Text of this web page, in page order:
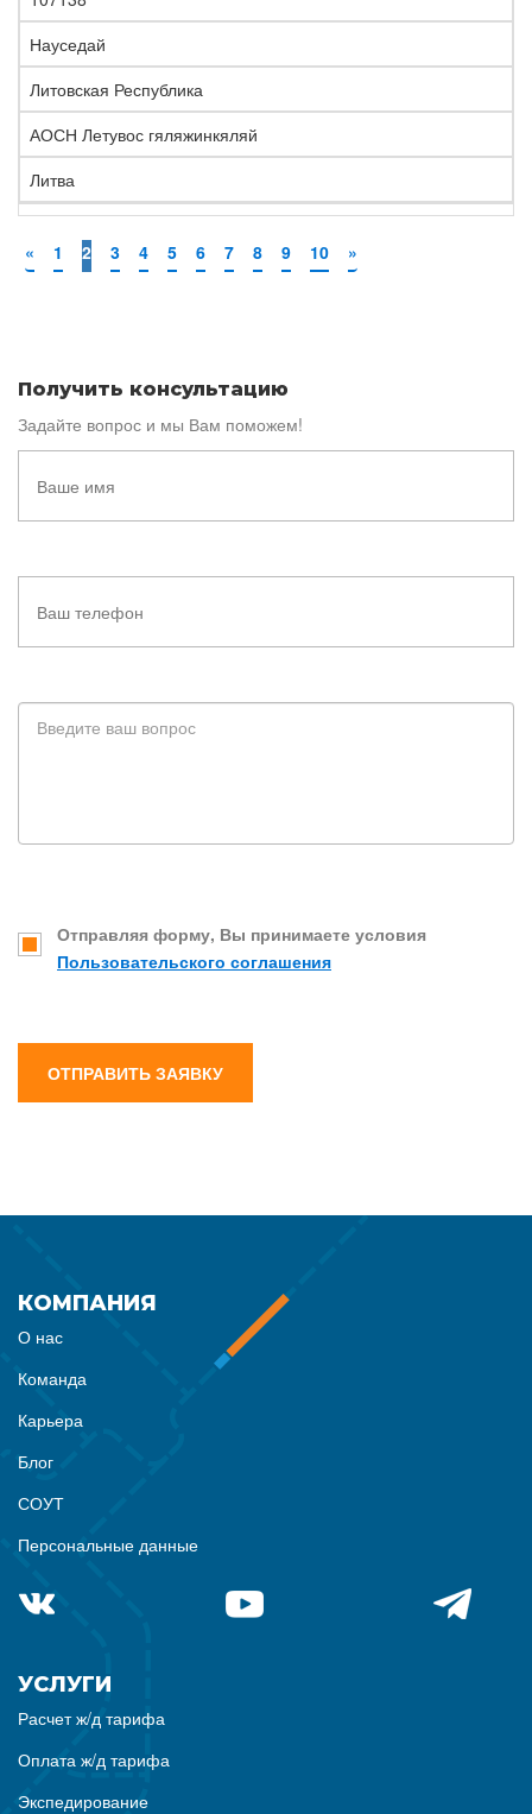
Науседай
Литовская Республика
АОСН Летувос гяляжинкяляй
Литва
« 1 2 3 4 5 6 7 8 9 10 »
Получить консультацию
Задайте вопрос и мы Вам поможем!
Отправляя форму, Вы принимаете условия
Пользовательского соглашения
ОТПРАВИТЬ ЗАЯВКУ
КОМПАНИЯ
О нас
Команда
Карьера
Блог
СОУТ
Персональные данные
УСЛУГИ
Расчет ж/д тарифа
Оплата ж/д тарифа
Экспедирование